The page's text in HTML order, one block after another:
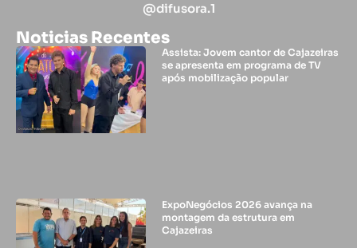
@difusora.1
Noticias Recentes
Assista: Jovem cantor de Cajazeiras
se apresenta em programa de TV
após mobilização popular
ExpoNegócios 2026 avança na
montagem da estrutura em
Cajazeiras